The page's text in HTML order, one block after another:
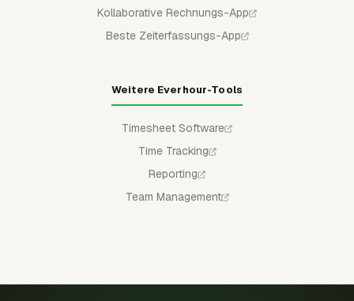
Kollaborative Rechnungs-App
Beste Zeiterfassungs-App
Weitere Everhour-Tools
Timesheet Software
Time Tracking
Reporting
Team Management